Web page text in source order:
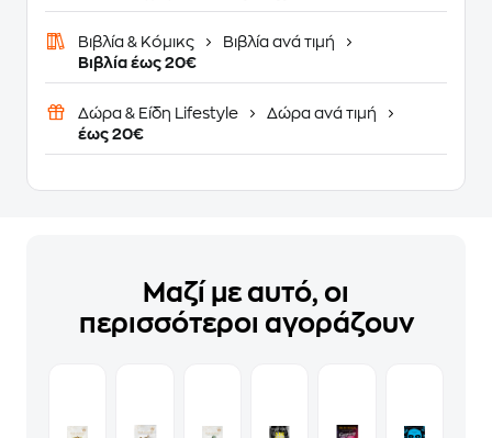
Βιβλία & Κόμικς
Βιβλία ανά τιμή
Βιβλία έως 20€
Δώρα & Είδη Lifestyle
Δώρα ανά τιμή
έως 20€
Μαζί με αυτό, οι
περισσότεροι αγοράζουν